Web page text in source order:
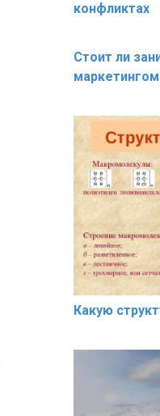
конфликтах
Стоит ли
маркетингом
Какую